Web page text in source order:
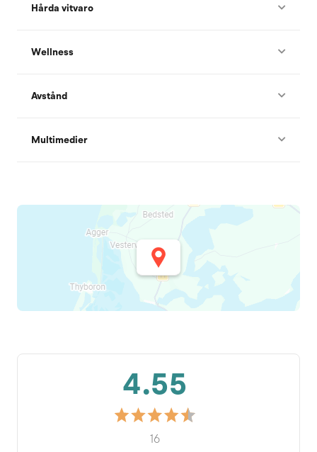
Hårda vitvaro
Wellness
Avstånd
Multimedier
4.55
16